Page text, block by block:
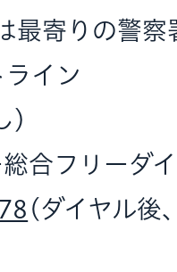
最寄りの警察
イン
)
合フリーダ
(ダイヤル後